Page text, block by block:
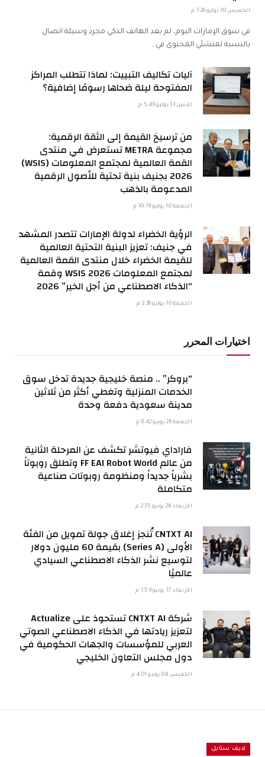
الخميس 30 يوليو 7:26 م
في سوق الإمارات اليوم، لم يعد الهاتف الذكي مجرد وسيلة اتصال.
بالنسبة لمنشئي المحتوى في…
آليات تكاليف التبييت: لماذا تتطلب المراكز
المفتوحة ليلة ضحاها رسومًا إضافية؟
الإثنين 13 يوليو 5:49 م
من ترسيخ القيمة إلى الثقة الرقمية:
مجموعة METRA تستعرض في منتدى
القمة العالمية لمجتمع المعلومات (WSIS)
2026 بجنيف بنية تحتية للأصول الرقمية
المدعومة بالذهب
الجمعة 10 يوليو 10:19 م
الرؤية الخضراء لدولة الإمارات تتصدر المشهد
في جنيف: تعزيز البنية التحتية العالمية
للقيمة الخضراء خلال منتدى القمة العالمية
لمجتمع المعلومات WSIS 2026 وقمة
“الذكاء الاصطناعي من أجل الخير” 2026
الجمعة 10 يوليو 2:36 م
اختيارات المحرر
“بروكر” .. منصة خليجية جديدة تدخل سوق
الخدمات المنزلية وتغطي أكثر من ثلاثين
مدينة سعودية دفعة وحدة
الجمعة 26 يونيو 8:42 م
فاراداي فيوتشر تكشف عن المرحلة الثانية
من عالم FF EAI Robot World وتطلق روبوتاً
بشرياً جديداً ومنظومة روبوتات صناعية
متكاملة
الأربعاء 24 يونيو 2:35 م
CNTXT AI تُنجز إغلاق جولة تمويل من الفئة
الأولى (Series A) بقيمة 60 مليون دولار
لتوسيع نشر الذكاء الاصطناعي السيادي
عالميًا
الأربعاء 17 يونيو 1:59 م
شركة CNTXT AI تستحوذ على Actualize
لتعزيز ريادتها في الذكاء الاصطناعي الصوتي
العربي للمؤسسات والجهات الحكومية في
دول مجلس التعاون الخليجي
الخميس 04 يونيو 4:01 م
لايف ستايل